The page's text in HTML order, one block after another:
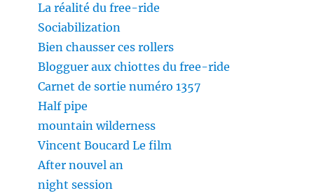
La réalité du free-ride
Sociabilization
Bien chausser ces rollers
Blogguer aux chiottes du free-ride
Carnet de sortie numéro 1357
Half pipe
mountain wilderness
Vincent Boucard Le film
After nouvel an
night session